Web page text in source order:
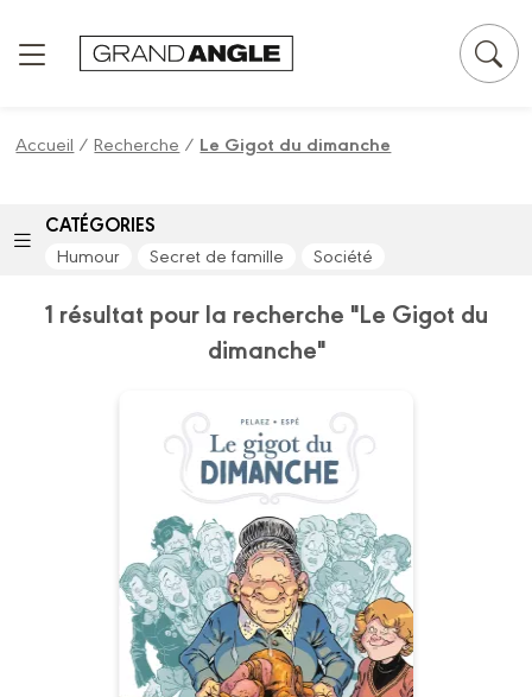
Accueil /Recherche / Le Gigot du dimanche
CATÉGORIES
Humour Secret de famille Société
1 résultat pour la recherche "Le Gigot du
dimanche"
Le Gigot du
dimanche -
histoire complète
Date de parution :
02/05/2024
“Mémé est peut-être très vieille,
mais elle a toute sa tête et
surtout, un gros paquet de Louis
d’or cachés dans sa maison…”